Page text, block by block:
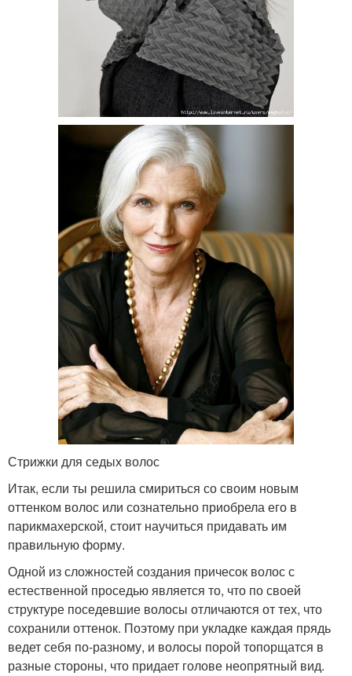
Стрижки для седых волос
Итак, если ты решила смириться со своим новым
оттенком волос или сознательно приобрела его в
парикмахерской, стоит научиться придавать им
правильную форму.
Одной из сложностей создания причесок волос с
естественной проседью является то, что по своей
структуре поседевшие волосы отличаются от тех, что
сохранили оттенок. Поэтому при укладке каждая прядь
ведет себя по-разному, и волосы порой топорщатся в
разные стороны, что придает голове неопрятный вид.